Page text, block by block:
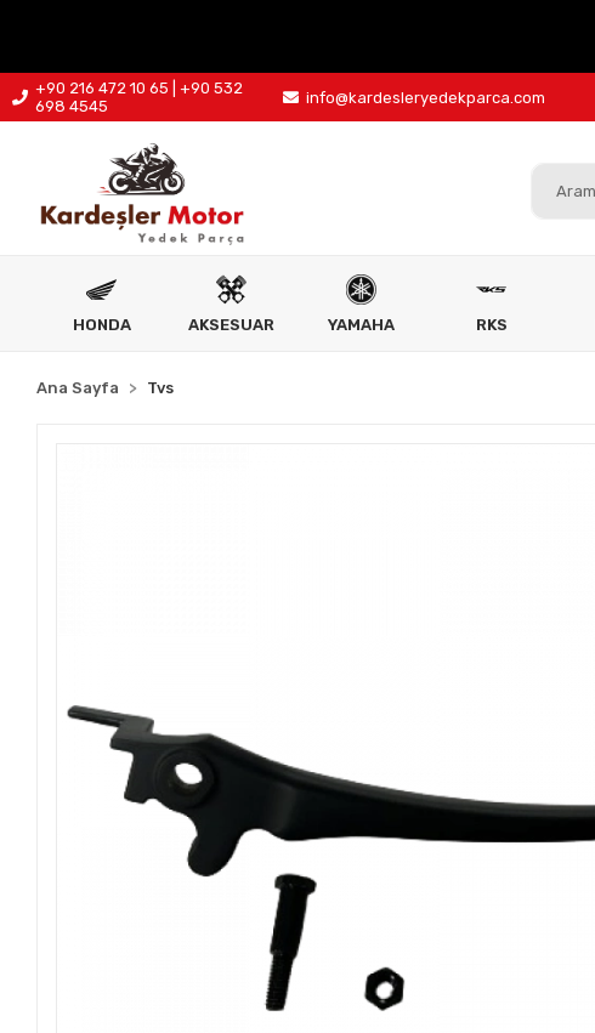
+90 216 472 10 65 | +90 532
698 4545
info@kardesleryedekparca.com
HONDA AKSESUAR YAMAHA RKS
Ana Sayfa Tvs